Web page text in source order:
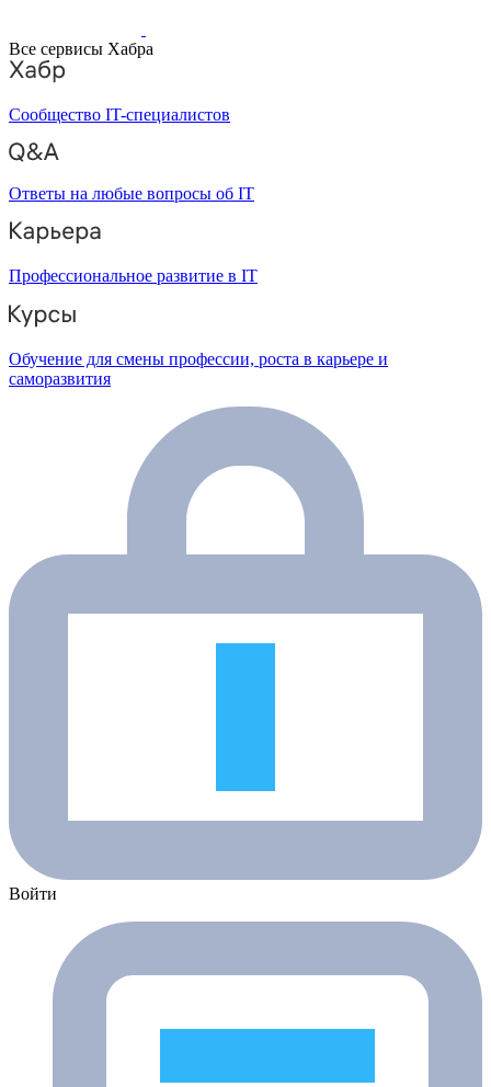
Все сервисы Хабра
Сообщество IT-специалистов
Ответы на любые вопросы об IT
Профессиональное развитие в IT
Обучение для смены профессии, роста в карьере и
саморазвития
Войти